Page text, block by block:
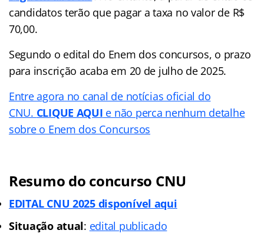
candidatos terão que pagar a taxa no valor de R$
70,00.
Segundo o edital do Enem dos concursos, o prazo
para inscrição acaba em 20 de julho de 2025.
Entre agora no canal de notícias oficial do
CNU. CLIQUE AQUI e não perca nenhum detalhe
sobre o Enem dos Concursos
Resumo do concurso CNU
EDITAL CNU 2025 disponível aqui
Situação atual: edital publicado